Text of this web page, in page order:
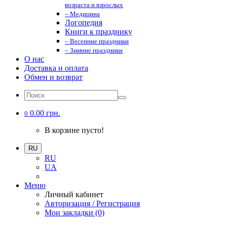
возраста и взрослых
– Медицина
Логопедия
Книги к празднику
– Весенние праздники
– Зимние праздники
О нас
Доставка и оплата
Обмен и возврат
0 0.00 грн.
В корзине пусто!
RU
RU
UA
Меню
Личный кабинет
Авторизация / Регистрация
Мои закладки (0)